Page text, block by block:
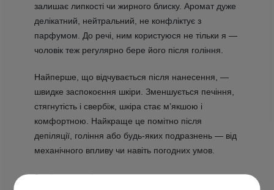
залишає липкості чи жирного блиску. Аромат дуже
делікатний, нейтральний, не конфліктує з
парфумом. До речі, ним користуюся не тільки я —
чоловік теж регулярно бере його після гоління.
Найперше, що відчувається після нанесення, —
швидке заспокоєння шкіри. Зменшується печіння,
стягнутість і свербіж, шкіра стає м’якшою і
комфортною. Найкраще це помітно після
депіляції, гоління або будь-яких подразнень — від
механічного впливу чи навіть погодних умов.
За кілька тижнів регулярного використання я